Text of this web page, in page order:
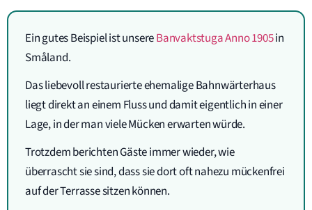
Ein gutes Beispiel ist unsereBanvaktstuga Anno 1905in
Småland.
Das liebevoll restaurierte ehemalige Bahnwärterhaus
liegt direkt an einem Fluss und damit eigentlich in einer
Lage, in der man viele Mücken erwarten würde.
Trotzdem berichten Gäste immer wieder, wie
überrascht sie sind, dass sie dort oft nahezu mückenfrei
auf der Terrasse sitzen können.